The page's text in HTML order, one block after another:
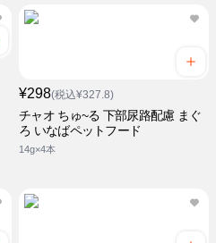
¥298(税込¥327.8)
チャオ ちゅ~る 下部尿路配慮 まぐ
ろ いなばペットフード
14g×4本